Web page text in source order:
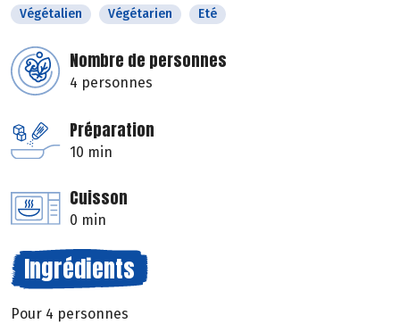
Végétalien
Végétarien Eté
Nombre de personnes
4 personnes
Préparation
10 min
Cuisson
0 min
Ingrédients
Pour 4 personnes